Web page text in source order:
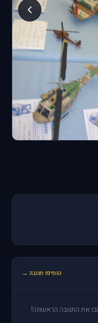
הוסיפו תגובה →
את התגובה הראשונה!